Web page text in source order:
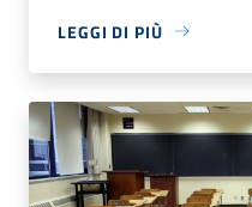
LEGGI DI PIÙ